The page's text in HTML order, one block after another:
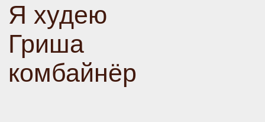
Я худею
Гриша
комбайнёр